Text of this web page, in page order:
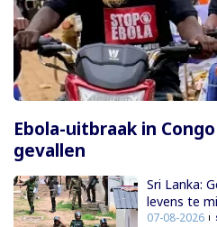
Ebola-uitbraak in
gevallen
Sri Lanka:
levens te
07-08-2026